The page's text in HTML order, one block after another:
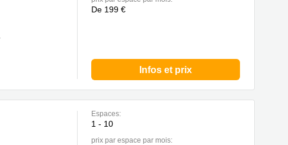
De 199 €
Infos et prix
Espaces:
1 - 10
prix par espace par mois: